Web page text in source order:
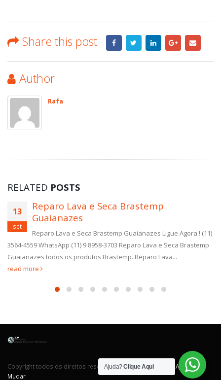
Share this post
Author
Rafa
RELATED POSTS
13
set
Reparo Lava e Seca Brastemp
Guaianazes
Reparo Lava e Seca Brastemp Guaianazes Ligue Agora ! (11)
3564-4559 WhatsApp (11) 9 8958-3703 Reparo Lava e Seca Brastemp
Guaianazes todos os produtos Brastemp. Reparo Lava...
read more
Copyright todos os direitos reservados. Desenvolvido por Agência
Mudar
Ajuda?Clique Aqui